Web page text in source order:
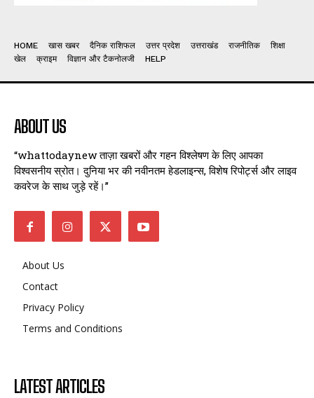
HOME खास खबर दैनिक राशिफल उत्तर प्रदेश उत्तराखंड राजनीतिक
शिक्षा
खेल
क्राइम विज्ञान और टैकनोलजी HELP
ABOUT US
“whattodaynew ताज़ा खबरों और गहन विश्लेषण के लिए आपका
विश्वसनीय स्रोत। दुनिया भर की नवीनतम हेडलाइन्स, विशेष रिपोर्ट्स और लाइव
कवरेज के साथ जुड़े रहें।”
About Us
Contact
Privacy Policy
Terms and Conditions
LATEST ARTICLES